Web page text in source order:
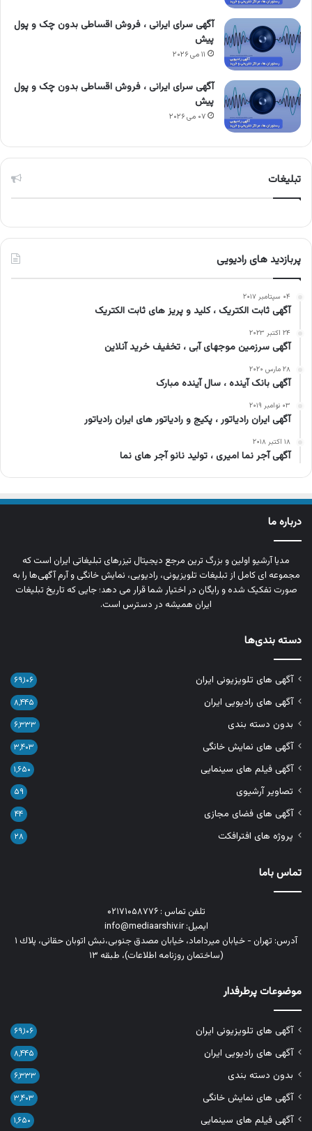
آگهی سرای ایرانی ، فروش اقساطی بدون چک و پول
پیش
۱۱ می ۲۰۲۶
آگهی سرای ایرانی ، فروش اقساطی بدون چک و پول
پیش
۰۷ می ۲۰۲۶
تبلیغات
پربازدید های رادیویی
۰۴ سپتامبر ۲۰۱۷
آگهی ثابت الکتریک ، کلید و پریز های ثابت الکتریک
۲۴ اکتبر ۲۰۲۳
آگهی سرزمین موجهای آبی ، تخفیف خرید آنلاین
۲۸ مارس ۲۰۲۰
آگهی بانک آینده ، سال آینده مبارک
۰۳ نوامبر ۲۰۱۹
آگهی ایران رادیاتور ، پکیج و رادیاتور های ایران رادیاتور
۱۸ اکتبر ۲۰۱۸
آگهی آجر نما امیری ، تولید نانو آجر های نما
درباره ما
مدیا آرشیو اولین و بزرگ‌ ترین مرجع دیجیتال تیزرهای تبلیغاتی ایران است که
مجموعه‌ ای کامل از تبلیغات تلویزیونی، رادیویی، نمایش خانگی و آرم‌ آگهی‌ها را به‌
صورت تفکیک‌ شده و رایگان در اختیار شما قرار می‌ دهد؛ جایی که تاریخ تبلیغات
ایران همیشه در دسترس است.
دسته بندی‌ها
آگهی های تلویزیونی ایران ۶۹,۱۰۶
آگهی های رادیویی ایران ۸,۴۴۵
بدون دسته بندی ۶,۳۳۳
آگهی های نمایش خانگی ۳,۴۰۳
آگهی فیلم های سینمایی ۱,۶۵۰
تصاویر آرشیوی ۵۹
آگهی های فضای مجازی ۴۴
پروژه های افترافکت ۲۸
تماس باما
تلفن تماس : ۰۲۱۷۱۰۵۸۷۷۶
ایمیل: info@mediaarshiv.ir
آدرس: تهران - خیابان میرداماد، خیابان مصدق جنوبی،نبش اتوبان حقانی، پلاك ١
(ساختمان روزنامه اطلاعات)، طبقه ۱۳
موضوعات پرطرفدار
آگهی های تلویزیونی ایران ۶۹,۱۰۶
آگهی های رادیویی ایران ۸,۴۴۵
بدون دسته بندی ۶,۳۳۳
آگهی های نمایش خانگی ۳,۴۰۳
آگهی فیلم های سینمایی ۱,۶۵۰